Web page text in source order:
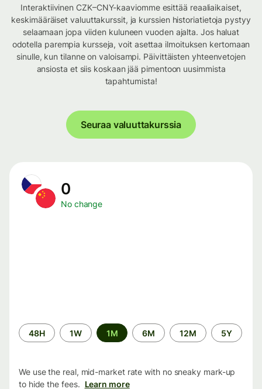
Interaktiivinen CZK–CNY-kaaviomme esittää reaaliaikaiset,
keskimääräiset valuuttakurssit, ja kurssien historiatietoja pystyy
selaamaan jopa viiden kuluneen vuoden ajalta. Jos haluat
odotella parempia kursseja, voit asettaa ilmoituksen kertomaan
sinulle, kun tilanne on valoisampi. Päivittäisten yhteenvetojen
ansiosta et siis koskaan jää pimentoon uusimmista
tapahtumista!
Seuraa valuuttakurssia
0
No change
Time
period
48H 1W 1M 6M 12M 5Y
We use the real, mid-market rate with no sneaky mark-up
to hide the fees. Learn more